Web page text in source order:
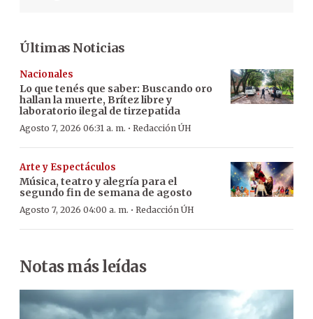
Últimas Noticias
Nacionales
Lo que tenés que saber: Buscando oro
hallan la muerte, Brítez libre y
laboratorio ilegal de tirzepatida
Agosto 7, 2026 06:31 a. m. · Redacción ÚH
Arte y Espectáculos
Música, teatro y alegría para el
segundo fin de semana de agosto
Agosto 7, 2026 04:00 a. m. · Redacción ÚH
Notas más leídas